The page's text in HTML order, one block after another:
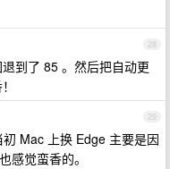
28
到了 85 。然后把自动更
29
Mac 上换 Edge 主要是因
感觉蛮香的。